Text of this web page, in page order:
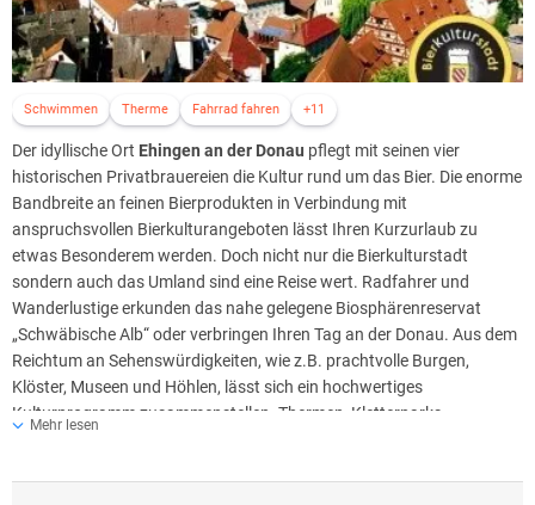
Schwimmen Therme Fahrrad fahren +11
Der idyllische Ort Ehingen an der Donau pflegt mit seinen vier
historischen Privatbrauereien die Kultur rund um das Bier. Die enorme
Bandbreite an feinen Bierprodukten in Verbindung mit
anspruchsvollen Bierkulturangeboten lässt Ihren Kurzurlaub zu
etwas Besonderem werden. Doch nicht nur die Bierkulturstadt
sondern auch das Umland sind eine Reise wert. Radfahrer und
Wanderlustige erkunden das nahe gelegene Biosphärenreservat
„Schwäbische Alb“ oder verbringen Ihren Tag an der Donau. Aus dem
Reichtum an Sehenswürdigkeiten, wie z.B. prachtvolle Burgen,
Klöster, Museen und Höhlen, lässt sich ein hochwertiges
Kulturprogramm zusammenstellen. Thermen, Kletterparks,
Mehr lesen